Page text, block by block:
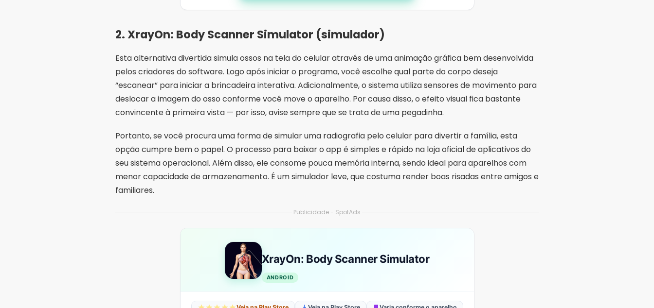
2. XrayOn: Body Scanner Simulator (simulador)
Esta alternativa divertida simula ossos na tela do celular através de uma animação gráfica bem desenvolvida
pelos criadores do software. Logo após iniciar o programa, você escolhe qual parte do corpo deseja
“escanear” para iniciar a brincadeira interativa. Adicionalmente, o sistema utiliza sensores de movimento para
deslocar a imagem do osso conforme você move o aparelho. Por causa disso, o efeito visual fica bastante
convincente à primeira vista — por isso, avise sempre que se trata de uma pegadinha.
Portanto, se você procura uma forma de simular uma radiografia pelo celular para divertir a família, esta
opção cumpre bem o papel. O processo para baixar o app é simples e rápido na loja oficial de aplicativos do
seu sistema operacional. Além disso, ele consome pouca memória interna, sendo ideal para aparelhos com
menor capacidade de armazenamento. É um simulador leve, que costuma render boas risadas entre amigos e
familiares.
Publicidade - SpotAds
XrayOn: Body Scanner Simulator
ANDROID